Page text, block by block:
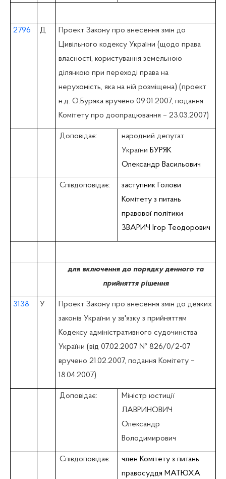
2796 Д
Проект Закону про внесення змін до
Цивільного кодексу України (щодо права
власності, користування земельною
ділянкою при переході права на
нерухомість, яка на ній розміщена) (проект
н.д. О.Буряка вручено 09.01.2007, подання
Комітету про доопрацювання – 23.03.2007)
Доповідає:
народний депутат
України БУРЯК
Олександр Васильович
Співдоповідає:
заступник Голови
Комітету з питань
правової політики
ЗВАРИЧ Ігор Теодорович
для включення до порядку денного та
прийняття рішення
3138 У
Проект Закону про внесення змін до деяких
законів України у зв'язку з прийняттям
Кодексу адміністративного судочинства
України (вiд 07.02.2007 № 826/0/2-07
вручено 21.02.2007, подання Комітету –
18.04.2007)
Доповідає:
Міністр юстиції
ЛАВРИНОВИЧ
Олександр
Володимирович
Співдоповідає:
член Комітету з питань
правосуддя МАТЮХА